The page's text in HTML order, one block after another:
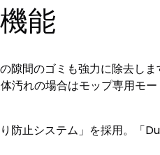
能
間のゴミも強力に除去し
汚れの場合はモップ専用モ
防止システム」を採用。「